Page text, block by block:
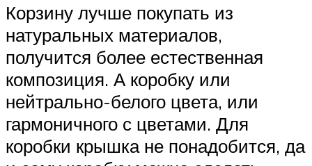
Корзину лучше покупать из
натуральных материалов,
получится более естественная
композиция. А коробку или
нейтрально-белого цвета, или
гармоничного с цветами. Для
коробки крышка не понадобится, да